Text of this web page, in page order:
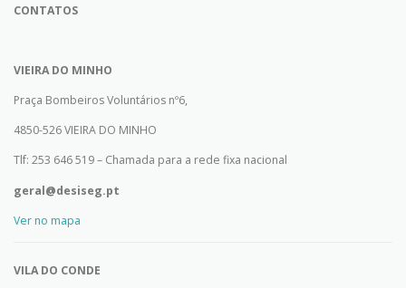
CONTATOS
VIEIRA DO MINHO
Praça Bombeiros Voluntários nº6,
4850-526 VIEIRA DO MINHO
Tlf: 253 646 519 – Chamada para a rede fixa nacional
geral@desiseg.pt
Ver no mapa
VILA DO CONDE